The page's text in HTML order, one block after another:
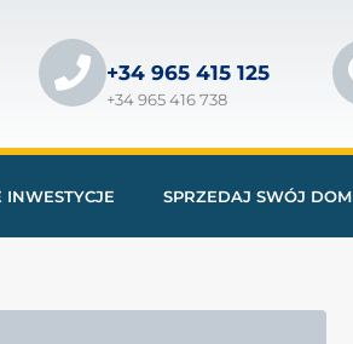
+34 965 415 125
+34 965 416 738
INWESTYCJE SPRZEDAJ SWÓJ DOM